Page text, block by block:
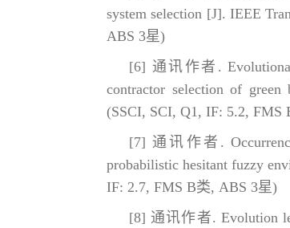
system selection [J]. IEEE
ABS 3星)
[6] 通讯作者.
contractor selection of green
(SSCI, SCI, Q1, IF: 5.2, FMS
[7] 通讯作者.
probabilistic hesitant fuzzy
IF: 2.7, FMS B类, ABS 3星)
[8] 通讯作者. Evolution